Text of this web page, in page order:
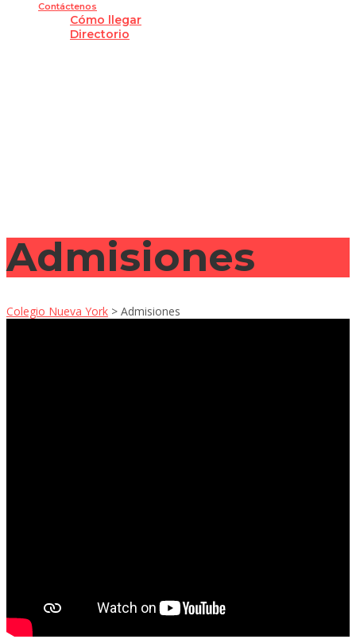
Contáctenos
Cómo llegar
Directorio
Admisiones
Colegio Nueva York > Admisiones